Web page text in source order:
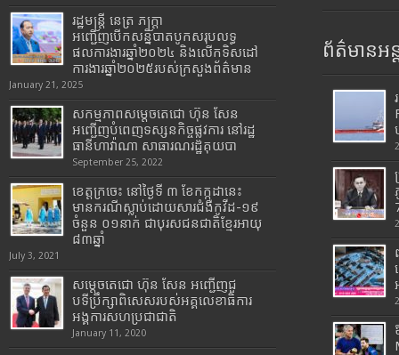
រដ្ឋមន្រ្តី​ នេត្រ​ ភក្ត្រា​
អញ្ជើញបើកសន្និបាតបូកសរុបលទ្ធ
ផលការងារឆ្នាំ២០២៤ និងលើកទិសដៅ
ការងារឆ្នាំ២០២៥របស់​ក្រសួង​ព័ត៌មាន​
January 21, 2025
សកម្មភាពសម្តេចតេជោ ហ៊ុន សែន
អញ្ជើញបំពេញទស្សនកិច្ចផ្លូវការ នៅរដ្ឋ
ធានីហាវ៉ាណា សាធារណរដ្ឋគុយបា
September 25, 2022
ខេត្តក្រចេះ នៅថ្ងៃទី ៣ ខែកក្កដានេះ
មានករណីស្លាប់ដោយសារជំងឺកូវីដ-១៩
ចំនួន ០១នាក់ ជាបុរសជនជាតិខ្មែរអាយុ
៨៣ឆ្នាំ
July 3, 2021
សម្តេចតេជោ ហ៊ុន សែន អញ្ជើញជួ
បទីប្រឹក្សាពិសេសរបស់អគ្គលេខាធិការ
អង្គការសហប្រជាជាតិ
January 11, 2020
ព័ត៌មានអន្